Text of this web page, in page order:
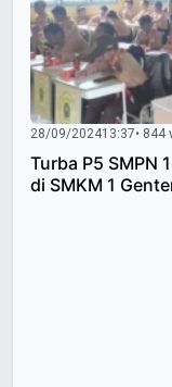
28/09/202413:37• 844
Turba P5 SMPN
di SMKM 1